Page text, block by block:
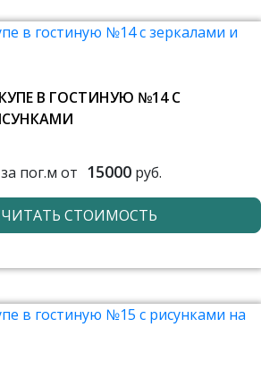
В ГОСТИНУЮ №14 С
пог.м от 15000руб.
СТОИМОСТЬ